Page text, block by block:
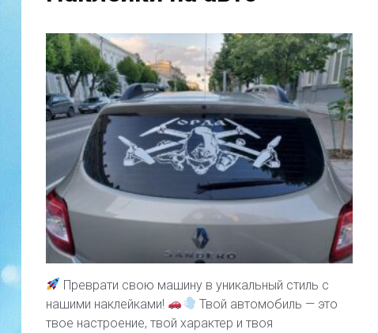
Преврати свою машину в уникальный стиль с
нашими наклейками!
Твой автомобиль — это
твое настроение, твой характер и твоя